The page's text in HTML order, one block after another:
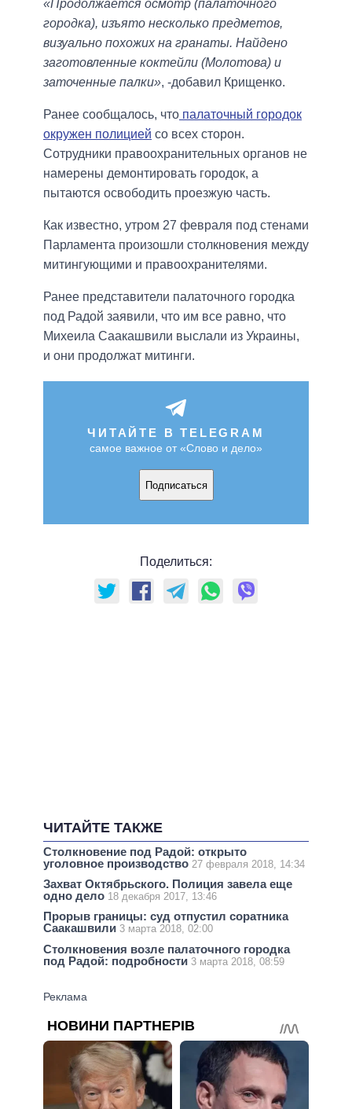
«Продолжается осмотр (палаточного
городка), изъято несколько предметов,
визуально похожих на гранаты. Найдено
заготовленные коктейли (Молотова) и
заточенные палки», -добавил Крищенко.
Ранее сообщалось, что палаточный городок
окружен полицией со всех сторон.
Сотрудники правоохранительных органов не
намерены демонтировать городок, а
пытаются освободить проезжую часть.
Как известно, утром 27 февраля под стенами
Парламента произошли столкновения между
митингующими и правоохранителями.
Ранее представители палаточного городка
под Радой заявили, что им все равно, что
Михеила Саакашвили выслали из Украины,
и они продолжат митинги.
ЧИТАЙТЕ В TELEGRAM
самое важное от «Слово и дело»
Подписаться
Поделиться:
ЧИТАЙТЕ ТАКЖЕ
Столкновение под Радой: открыто
уголовное производство 27 февраля 2018, 14:34
Захват Октябрьского. Полиция завела еще
одно дело 18 декабря 2017, 13:46
Прорыв границы: суд отпустил соратника
Саакашвили 3 марта 2018, 02:00
Столкновения возле палаточного городка
под Радой: подробности 3 марта 2018, 08:59